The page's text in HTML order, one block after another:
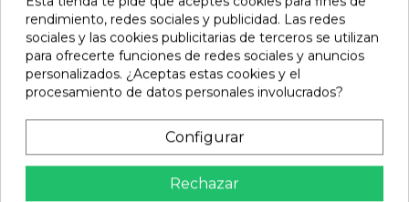
Marca: Xray Ref:
5,26 €
rendimiento, redes sociales y publicidad. Las redes
sociales y las cookies publicitarias de terceros se utilizan
para ofrecerte funciones de redes sociales y anuncios
personalizados. ¿Aceptas estas cookies y el
procesamiento de datos personales involucrados?
Configurar
Rechazar